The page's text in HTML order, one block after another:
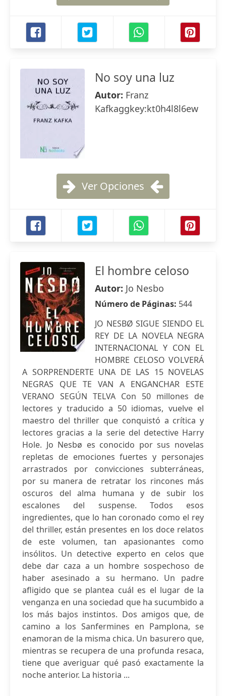
No soy una luz
Autor: Franz
Kafkaggkey:kt0h4l8l6ew
Ver Opciones
El hombre celoso
Autor: Jo Nesbo
Número de Páginas: 544
JO NESBØ SIGUE SIENDO EL
REY DE LA NOVELA NEGRA
INTERNACIONAL Y CON EL
HOMBRE CELOSO VOLVERÁ
A SORPRENDERTE UNA DE LAS 15 NOVELAS
NEGRAS QUE TE VAN A ENGANCHAR ESTE
VERANO SEGÚN TELVA Con 50 millones de
lectores y traducido a 50 idiomas, vuelve el
maestro del thriller que conquistó a crítica y
lectores gracias a la serie del detective Harry
Hole. Jo Nesbø es conocido por sus novelas
repletas de emociones fuertes y personajes
arrastrados por convicciones subterráneas,
por su manera de retratar los rincones más
oscuros del alma humana y de subir los
escalones del suspense. Todos esos
ingredientes, que lo han coronado como el rey
del thriller, están presentes en los doce relatos
de este volumen, tan apasionantes como
insólitos. Un detective experto en celos que
debe dar caza a un hombre sospechoso de
haber asesinado a su hermano. Un padre
afligido que se plantea cuál es el lugar de la
venganza en una sociedad que ha sucumbido a
los más bajos instintos. Dos amigos que, de
camino a los Sanfermines en Pamplona, se
enamoran de la misma chica. Un basurero que,
mientras se recupera de una profunda resaca,
tiene que averiguar qué pasó exactamente la
noche anterior. La historia ...